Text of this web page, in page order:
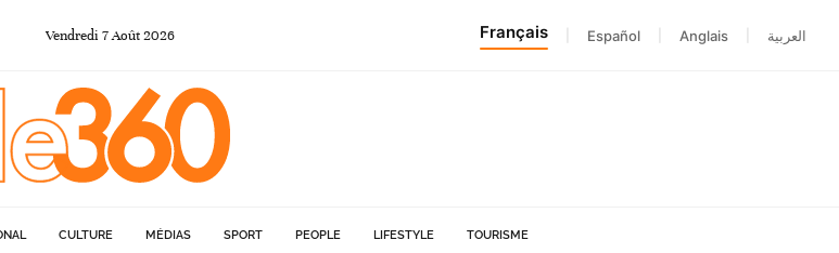
Vendredi 7Août 2026 Français Español Anglais العربية
CULTURE MÉDIAS SPORT PEOPLE LIFESTYLE TOURISME